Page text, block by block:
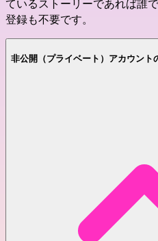
ているストーリーであれば誰
登録も不要です。
非公開（プライベート）アカウント